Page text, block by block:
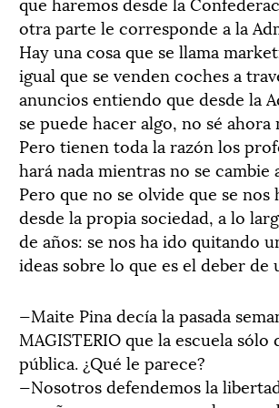
otra parte le corresponde a la
Hay una cosa que se llama
igual que se venden coches a
anuncios entiendo que desde la
se puede hacer algo, no sé ahora
Pero tienen toda la razón los
hará nada mientras no se cambie
Pero que no se olvide que se nos
desde la propia sociedad, a lo
de años: se nos ha ido quitando
ideas sobre lo que es el deber de
—Maite Pina decía la pasada
MAGISTERIO que la escuela sólo
pública. ¿Qué le parece?
—Nosotros defendemos la